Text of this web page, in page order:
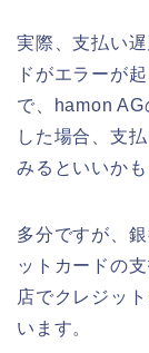
実際、支払い
ドがエラーが
で、hamon
した場合、支
みるといいかも
多分ですが、
ットカードの
店でクレジッ
います。